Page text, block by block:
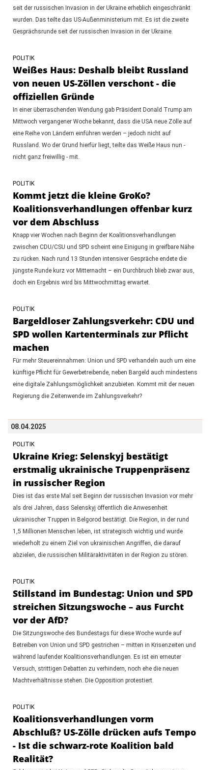
seit der russischen Invasion in der Ukraine erheblich eingeschränkt
wurden. Das teilte das US-Außenministerium mit. Es ist die zweite
Gesprächsrunde seit der russischen Invasion in der Ukraine.
POLITIK
Weißes Haus: Deshalb bleibt Russland
von neuen US-Zöllen verschont - die
offiziellen Gründe
In einer überraschenden Wendung gab Präsident Donald Trump am
Mittwoch vergangener Woche bekannt, dass die USA neue Zölle auf
eine Reihe von Ländern einführen werden – jedoch nicht auf
Russland. Wo der Grund hierfür liegt, teilte das Weiße Haus nun -
nicht ganz freiwillig - mit.
POLITIK
Kommt jetzt die kleine GroKo?
Koalitionsverhandlungen offenbar kurz
vor dem Abschluss
Knapp vier Wochen nach Beginn der Koalitionsverhandlungen
zwischen CDU/CSU und SPD scheint eine Einigung in greifbare Nähe
zu rücken. Nach rund 13 Stunden intensiver Gespräche endete die
jüngste Runde kurz vor Mitternacht – ein Durchbruch blieb zwar aus,
doch ein Ergebnis wird bis Mittwochmittag erwartet.
POLITIK
Bargeldloser Zahlungsverkehr: CDU und
SPD wollen Kartenterminals zur Pflicht
machen
Für mehr Steuereinnahmen: Union und SPD verhandeln auch um eine
künftige Pflicht für Gewerbetreibende, neben Bargeld auch mindestens
eine digitale Zahlungsmöglichkeit anzubieten. Kommt mit der neuen
Regierung die Zeitenwende im Zahlungsverkehr?
08.04.2025
POLITIK
Ukraine Krieg: Selenskyj bestätigt
erstmalig ukrainische Truppenpräsenz
in russischer Region
Dies ist das erste Mal seit Beginn der russischen Invasion vor mehr
als drei Jahren, dass Selenskyj öffentlich die Anwesenheit
ukrainischer Truppen in Belgorod bestätigt. Die Region, in der rund
1,5 Millionen Menschen leben, ist strategisch wichtig und wurde
wiederholt zu einem Ziel von ukrainischen Angriffen, die darauf
abzielen, die russischen Militäraktivitäten in der Region zu stören.
POLITIK
Stillstand im Bundestag: Union und SPD
streichen Sitzungswoche – aus Furcht
vor der AfD?
Die Sitzungswoche des Bundestags für diese Woche wurde auf
Betreiben von Union und SPD gestrichen – mitten in Krisenzeiten und
während laufender Koalitionsverhandlungen. Es ist ein erneuter
Versuch, strittigen Debatten zu verhindern, noch ehe die neuen
Machtverhältnisse stehen. Die Opposition protestiert.
POLITIK
Koalitionsverhandlungen vorm
Abschluß? US-Zölle drücken aufs Tempo
- Ist die schwarz-rote Koalition bald
Realität?